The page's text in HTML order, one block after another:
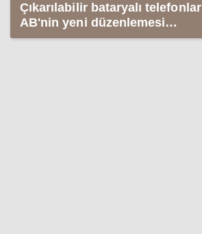
Çıkarılabilir bataryalı telefonlar
AB'nin yeni düzenlemesi
sayesinde geri dönebilir